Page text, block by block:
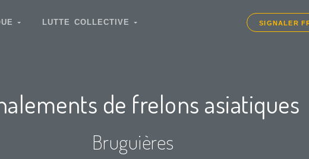
LUTTE COLLECTIVE SIGNALER
de frelons asiatiques
Bruguières